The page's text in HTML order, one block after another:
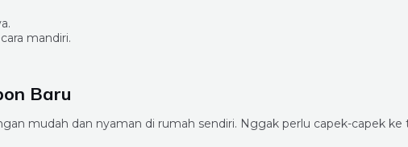
mandiri.
Baru
mudah dan nyaman di rumah sendiri. Nggak perlu capek-capek